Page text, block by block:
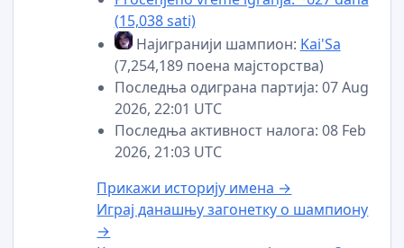
(15,038 sati)
Најигранији шампион: Kai'Sa
(7,254,189 поена мајсторства)
Последња одиграна партија: 07 Aug
2026, 22:01 UTC
Последња активност налога: 08 Feb
2026, 21:03 UTC
Прикажи историју имена →
Играј данашњу загонетку о шампиону
→